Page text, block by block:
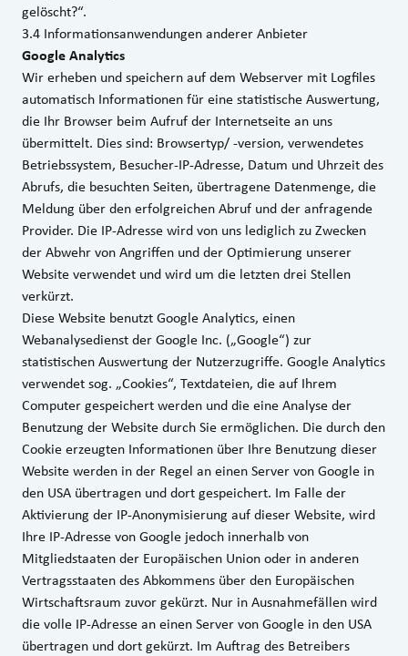
gelöscht?“.
3.4 Informationsanwendungen anderer Anbieter
Google Analytics
Wir erheben und speichern auf dem Webserver mit Logfiles
automatisch Informationen für eine statistische Auswertung,
die Ihr Browser beim Aufruf der Internetseite an uns
übermittelt. Dies sind: Browsertyp/ -version, verwendetes
Betriebssystem, Besucher-IP-Adresse, Datum und Uhrzeit des
Abrufs, die besuchten Seiten, übertragene Datenmenge, die
Meldung über den erfolgreichen Abruf und der anfragende
Provider. Die IP-Adresse wird von uns lediglich zu Zwecken
der Abwehr von Angriffen und der Optimierung unserer
Website verwendet und wird um die letzten drei Stellen
verkürzt.
Diese Website benutzt Google Analytics, einen
Webanalysedienst der Google Inc. („Google“) zur
statistischen Auswertung der Nutzerzugriffe. Google Analytics
verwendet sog. „Cookies“, Textdateien, die auf Ihrem
Computer gespeichert werden und die eine Analyse der
Benutzung der Website durch Sie ermöglichen. Die durch den
Cookie erzeugten Informationen über Ihre Benutzung dieser
Website werden in der Regel an einen Server von Google in
den USA übertragen und dort gespeichert. Im Falle der
Aktivierung der IP-Anonymisierung auf dieser Website, wird
Ihre IP-Adresse von Google jedoch innerhalb von
Mitgliedstaaten der Europäischen Union oder in anderen
Vertragsstaaten des Abkommens über den Europäischen
Wirtschaftsraum zuvor gekürzt. Nur in Ausnahmefällen wird
die volle IP-Adresse an einen Server von Google in den USA
übertragen und dort gekürzt. Im Auftrag des Betreibers